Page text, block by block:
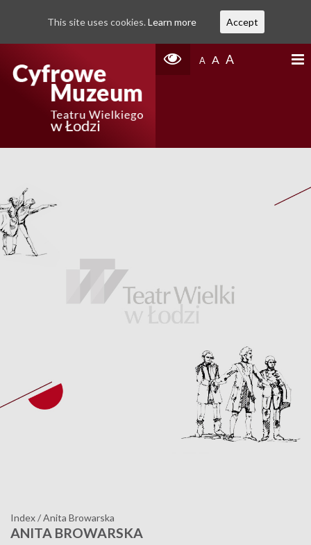
A A A
Index/Anita Browarska
ANITA BROWARSKA
This site uses cookies. Learn more Accept